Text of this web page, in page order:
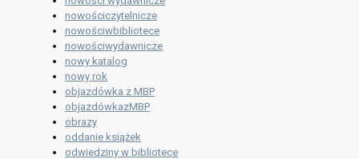
nowościczytelnicze
nowościwbibliotece
nowościwydawnicze
nowy katalog
nowy rok
objazdówka z MBP
objazdówkazMBP
obrazy
oddanie książek
odwiedziny w bibliotece